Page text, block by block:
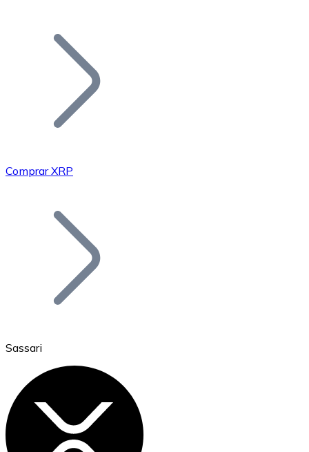
Añade tu proyecto a nuestro ecosistema.
Bitcoin
Ethereum
Comprar XRP
Sassari